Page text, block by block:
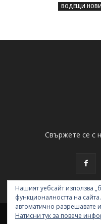
ВОДЕЩИ
Свържете се с
НОВИНИ ОБЩЕСТВО
Нашият уебсайт използва
функционалността на
автоматично разрешавате
Натисни тук за повече